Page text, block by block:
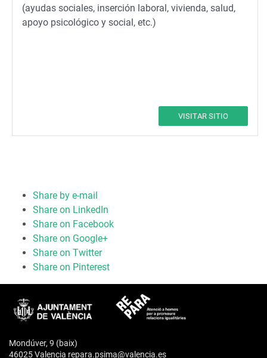
(ayudas sociales, inserción laboral, vivienda, salud,
apoyo psicológico y social, etc.)
VISITAR SITIO
Share by e-mail
Share on LinkedIn
Share on Facebook
Share on Google+
Share on Twitter
Share on Pinterest
Mondúver, 9 (baix)
46025 Valencia repara.psima@valencia.es